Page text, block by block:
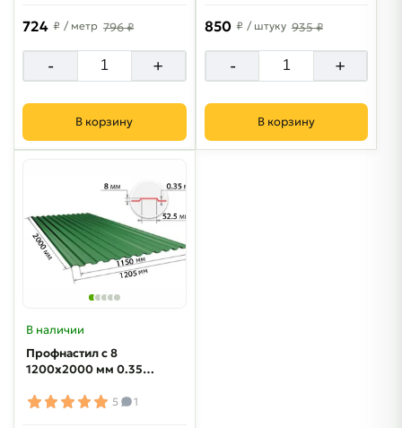
724 ₽ / метр 796 ₽
- +
В корзину
850 ₽ / штуку 935 ₽
- +
В корзину
В наличии
Профнастил с 8
1200x2000 мм 0.35
5 1